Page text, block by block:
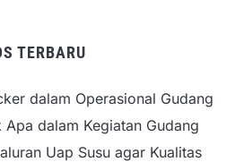
TERBARU
dalam Operasional Gudang
dalam Kegiatan Gudang
Uap Susu agar Kualitas